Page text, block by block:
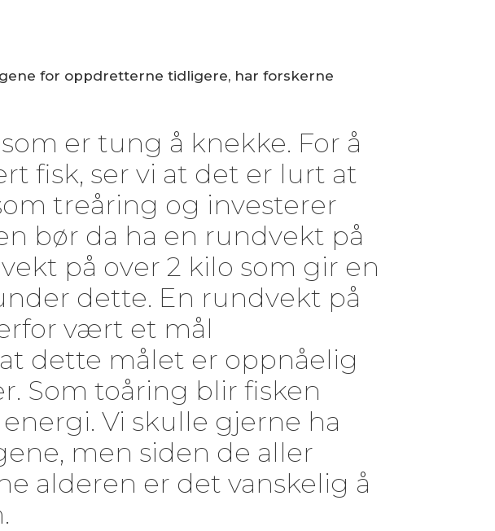
for oppdretterne tidligere, har forskerne
er tung å knekke. For å
fisk, ser vi at det er lurt at
treåring og investerer
bør da ha en rundvekt på
på over 2 kilo som gir en
dette. En rundvekt på
vært et mål
dette målet er oppnåelig
Som toåring blir fisken
Vi skulle gjerne ha
men siden de aller
alderen er det vanskelig å